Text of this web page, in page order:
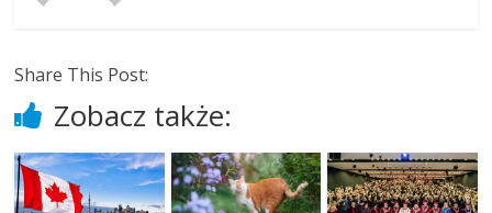
Share This Post:
Zobacz także: